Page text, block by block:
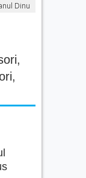
Dinu
la
anii
ideile
,
,